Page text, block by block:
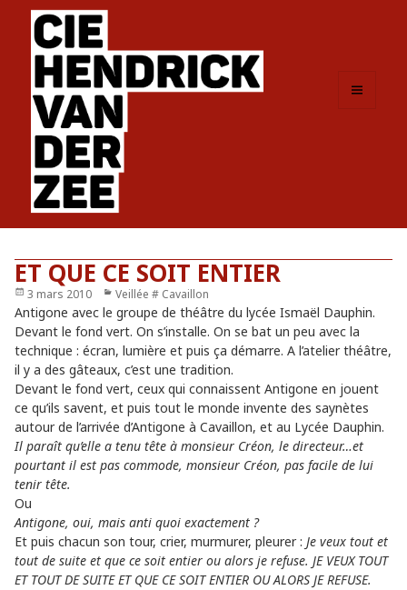
ET QUE CE SOIT ENTIER
Publié
le
3 mars 2010 Catégories
Veillée # Cavaillon
Antigone avec le groupe de théâtre du lycée Ismaël Dauphin.
Devant le fond vert. On s’installe. On se bat un peu avec la
technique : écran, lumière et puis ça démarre. A l’atelier théâtre,
il y a des gâteaux, c’est une tradition.
Devant le fond vert, ceux qui connaissent Antigone en jouent
ce qu’ils savent, et puis tout le monde invente des saynètes
autour de l’arrivée d’Antigone à Cavaillon, et au Lycée Dauphin.
Il paraît qu’elle a tenu tête à monsieur Créon, le directeur…et
pourtant il est pas commode, monsieur Créon, pas facile de lui
tenir tête.
Ou
Antigone, oui, mais anti quoi exactement ?
Et puis chacun son tour, crier, murmurer, pleurer : Je veux tout et
tout de suite et que ce soit entier ou alors je refuse. JE VEUX TOUT
ET TOUT DE SUITE ET QUE CE SOIT ENTIER OU ALORS JE REFUSE.